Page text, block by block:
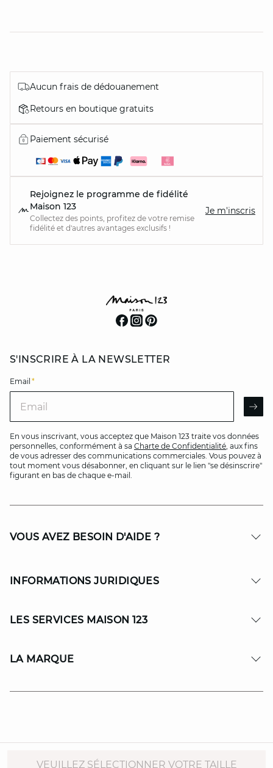
VEUILLEZ SÉLECTIONNER VOTRE TAILLE
Aucun frais de dédouanement
Retours en boutique gratuits
Paiement sécurisé
Rejoignez le programme de fidélité
Maison 123
Collectez des points, profitez de votre remise
fidélité et d'autres avantages exclusifs !
Je m'inscris
S'INSCRIRE À LA NEWSLETTER
Email *
En vous inscrivant, vous acceptez que Maison 123 traite vos données
personnelles, conformément à sa Charte de Confidentialité, aux fins
de vous adresser des communications commerciales. Vous pouvez à
tout moment vous désabonner, en cliquant sur le lien "se désinscrire"
figurant en bas de chaque e-mail.
VOUS AVEZ BESOIN D'AIDE ?
INFORMATIONS JURIDIQUES
LES SERVICES MAISON 123
LA MARQUE
© Copyright 2026 MAISON 123. All Rights reserved.